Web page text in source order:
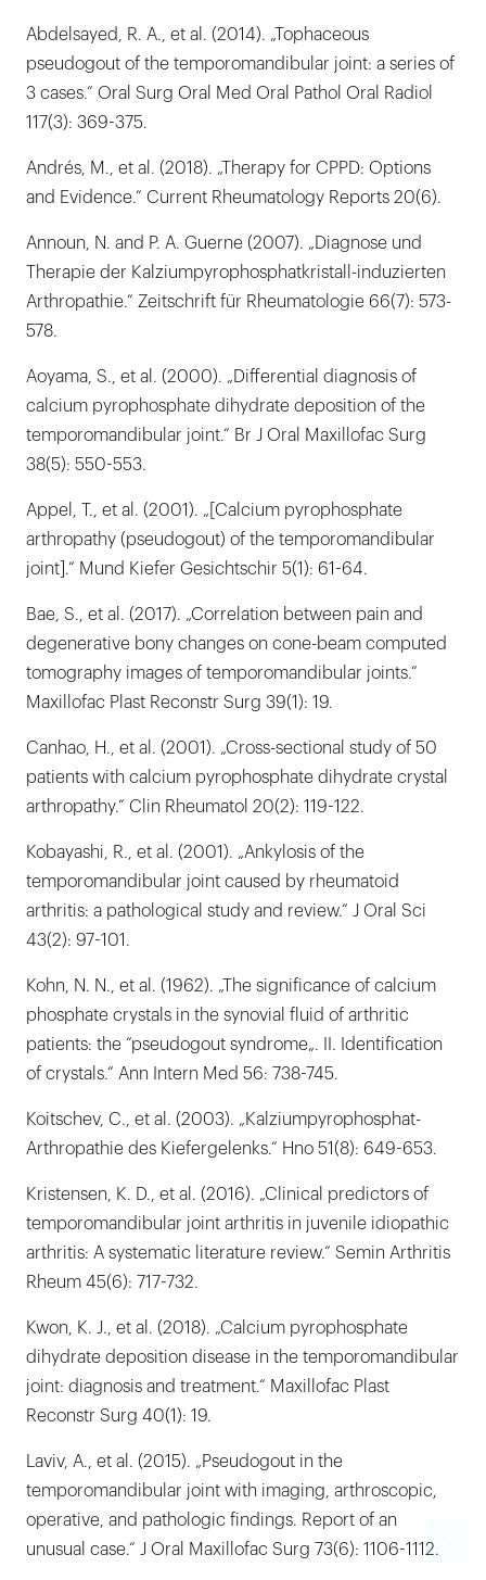
Abdelsayed, R. A., et al. (2014). „Tophaceous
pseudogout of the temporomandibular joint: a series of
3 cases.“ Oral Surg Oral Med Oral Pathol Oral Radiol
117(3): 369-375.
Andrés, M., et al. (2018). „Therapy for CPPD: Options
and Evidence.“ Current Rheumatology Reports 20(6).
Announ, N. and P. A. Guerne (2007). „Diagnose und
Therapie der Kalziumpyrophosphatkristall-induzierten
Arthropathie.“ Zeitschrift für Rheumatologie 66(7): 573-
578.
Aoyama, S., et al. (2000). „Differential diagnosis of
calcium pyrophosphate dihydrate deposition of the
temporomandibular joint.“ Br J Oral Maxillofac Surg
38(5): 550-553.
Appel, T., et al. (2001). „[Calcium pyrophosphate
arthropathy (pseudogout) of the temporomandibular
joint].“ Mund Kiefer Gesichtschir 5(1): 61-64.
Bae, S., et al. (2017). „Correlation between pain and
degenerative bony changes on cone-beam computed
tomography images of temporomandibular joints.“
Maxillofac Plast Reconstr Surg 39(1): 19.
Canhao, H., et al. (2001). „Cross-sectional study of 50
patients with calcium pyrophosphate dihydrate crystal
arthropathy.“ Clin Rheumatol 20(2): 119-122.
Kobayashi, R., et al. (2001). „Ankylosis of the
temporomandibular joint caused by rheumatoid
arthritis: a pathological study and review.“ J Oral Sci
43(2): 97-101.
Kohn, N. N., et al. (1962). „The significance of calcium
phosphate crystals in the synovial fluid of arthritic
patients: the “pseudogout syndrome„. II. Identification
of crystals.“ Ann Intern Med 56: 738-745.
Koitschev, C., et al. (2003). „Kalziumpyrophosphat-
Arthropathie des Kiefergelenks.“ Hno 51(8): 649-653.
Kristensen, K. D., et al. (2016). „Clinical predictors of
temporomandibular joint arthritis in juvenile idiopathic
arthritis: A systematic literature review.“ Semin Arthritis
Rheum 45(6): 717-732.
Kwon, K. J., et al. (2018). „Calcium pyrophosphate
dihydrate deposition disease in the temporomandibular
joint: diagnosis and treatment.“ Maxillofac Plast
Reconstr Surg 40(1): 19.
Laviv, A., et al. (2015). „Pseudogout in the
temporomandibular joint with imaging, arthroscopic,
operative, and pathologic findings. Report of an
unusual case.“ J Oral Maxillofac Surg 73(6): 1106-1112.